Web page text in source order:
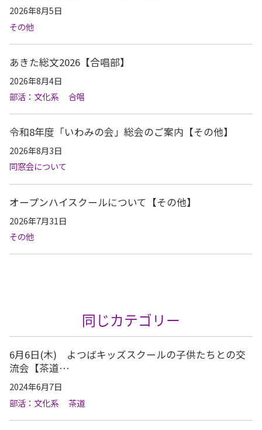
2026年8月5日
その他
あきた総文2026【合唱部】
2026年8月4日
部活：文化系
合唱
令和8年度「いわみの会」総会のご案内【その他】
2026年8月3日
同窓会について
オープンハイスクールについて【その他】
2026年7月31日
その他
同じカテゴリー
6月6日(木) よつばキッズスクールの子供たちとの交
流会【茶道…
2024年6月7日
部活：文化系
茶道